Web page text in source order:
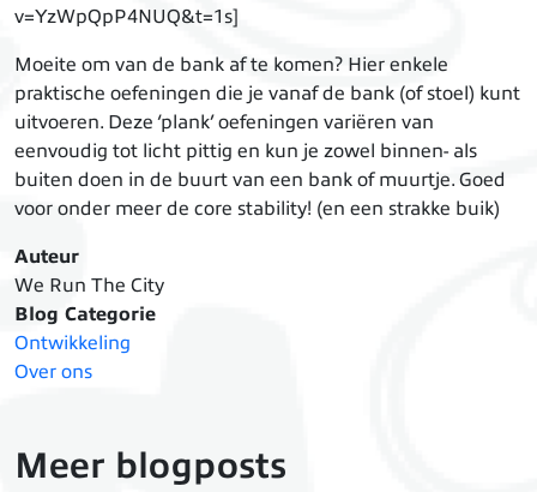
v=YzWpQpP4NUQ&t=1s]
Moeite om van de bank af te komen? Hier enkele
praktische oefeningen die je vanaf de bank (of stoel) kunt
uitvoeren. Deze ‘plank’ oefeningen variëren van
eenvoudig tot licht pittig en kun je zowel binnen- als
buiten doen in de buurt van een bank of muurtje. Goed
voor onder meer de core stability! (en een strakke buik)
Auteur
We Run The City
Blog Categorie
Ontwikkeling
Over ons
Meer blogposts